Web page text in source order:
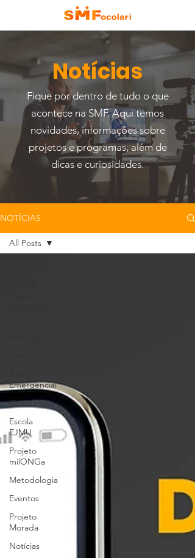
NOTÍCIAS
Emergencial
Como Doar
Escola
EJMU
Projeto
milONGa
Metodologia
Eventos
Projeto
Morada
Notícias
All Posts
Notícias
Fique por dentro de tudo o que
acontece na SMF. Aqui temos
novidades, informações sobre
projetos e programas, além de
dicas e curiosidades.